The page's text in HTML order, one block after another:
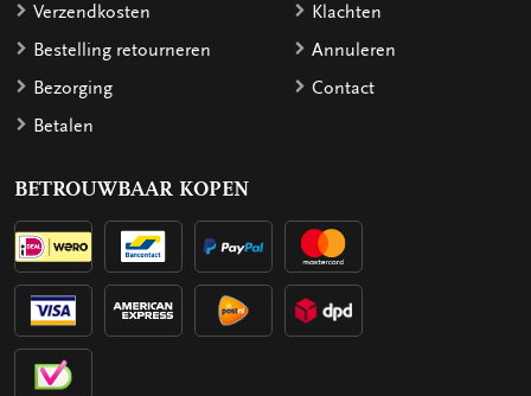
Verzendkosten
Bestelling retourneren
Bezorging
Betalen
Klachten
Annuleren
Contact
BETROUWBAAR KOPEN